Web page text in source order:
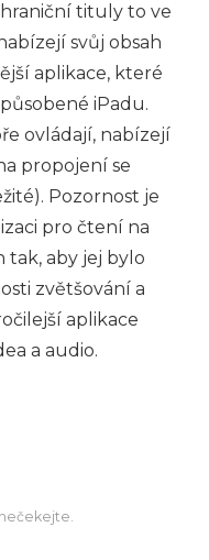
tituly to ve
svůj obsah
aplikace, které
iPadu.
ovládají, nabízejí
propojení se
Pozornost je
pro čtení na
tak, aby jej bylo
zvětšování a
aplikace
a audio.